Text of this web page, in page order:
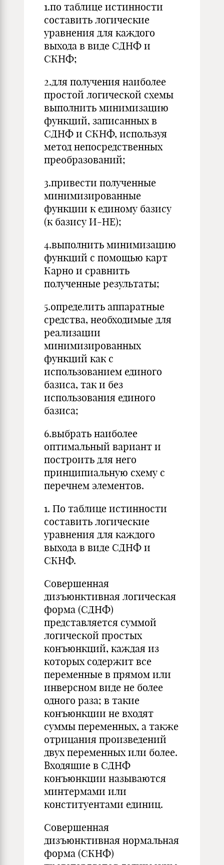
1.по таблице истинности
составить логические
уравнения для каждого
выхода в виде СДНФ и
СКНФ;
2.для получения наиболее
простой логической схемы
выполнить минимизацию
функций, записанных в
СДНФ и СКНФ, используя
метод непосредственных
преобразований;
3.привести полученные
минимизированные
функции к единому базису
(к базису И-НЕ);
4.выполнить минимизацию
функций с помощью карт
Карно и сравнить
полученные результаты;
5.определить аппаратные
средства, необходимые для
реализации
минимизированных
функций как с
использованием единого
базиса, так и без
использования единого
базиса;
6.выбрать наиболее
оптимальный вариант и
построить для него
принципиальную схему с
перечнем элементов.
1. По таблице истинности
составить логические
уравнения для каждого
выхода в виде СДНФ и
СКНФ.
Совершенная
дизъюнктивная логическая
форма (СДНФ)
представляется суммой
логической простых
конъюнкций, каждая из
которых содержит все
переменные в прямом или
инверсном виде не более
одного раза; в такие
конъюнкции не входят
суммы переменных, а также
отрицания произведений
двух переменных или более.
Входящие в СДНФ
конъюнкции называются
минтермами или
конституентами единиц.
Совершенная
дизъюнктивная нормальная
форма (СКНФ)